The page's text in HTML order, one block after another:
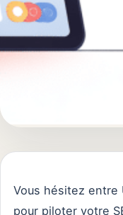
Vous hésitez entre
pour piloter votre